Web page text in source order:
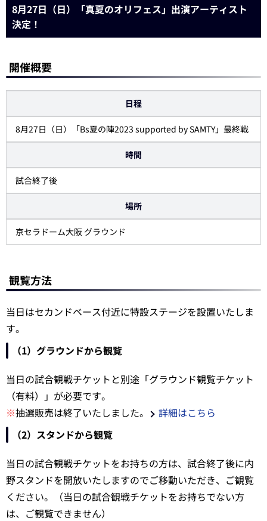
8月27日（日）「真夏のオリフェス」出演アーティスト
決定！
開催概要
日程
8月27日（日）「Bs夏の陣2023 supported by SAMTY」最終戦
時間
試合終了後
場所
京セラドーム大阪 グラウンド
観覧方法
当日はセカンドベース付近に特設ステージを設置いたしま
す。
（1）グラウンドから観覧
当日の試合観戦チケットと別途「グラウンド観覧チケット
（有料）」が必要です。
※抽選販売は終了いたしました。
詳細はこちら
（2）スタンドから観覧
当日の試合観戦チケットをお持ちの方は、試合終了後に内
野スタンドを開放いたしますのでご移動いただき、ご観覧
ください。（当日の試合観戦チケットをお持ちでない方
は、ご観覧できません）